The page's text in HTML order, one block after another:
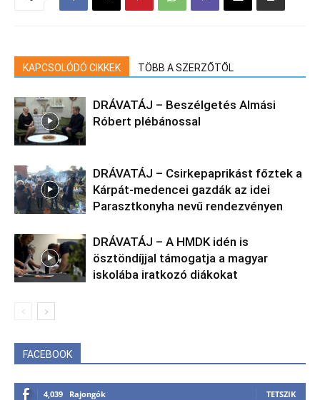
KAPCSOLÓDÓ CIKKEK TÖBB A SZERZŐTŐL
DRÁVATÁJ – Beszélgetés Almási
Róbert plébánossal
DRÁVATÁJ – Csirkepaprikást főztek a
Kárpát-medencei gazdák az idei
Parasztkonyha nevű rendezvényen
DRÁVATÁJ – A HMDK idén is
ösztöndíjjal támogatja a magyar
iskolába iratkozó diákokat
FACEBOOK
4,039 Rajongók TETSZIK